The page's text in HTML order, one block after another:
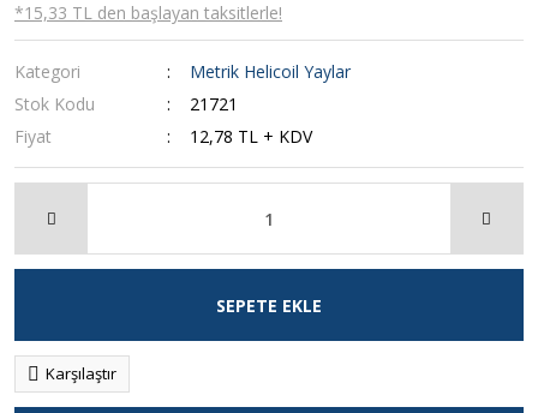
*15,33 TL den başlayan taksitlerle!
Kategori
Metrik Helicoil Yaylar
Stok Kodu
21721
Fiyat
12,78 TL + KDV
SEPETE EKLE
Karşılaştır